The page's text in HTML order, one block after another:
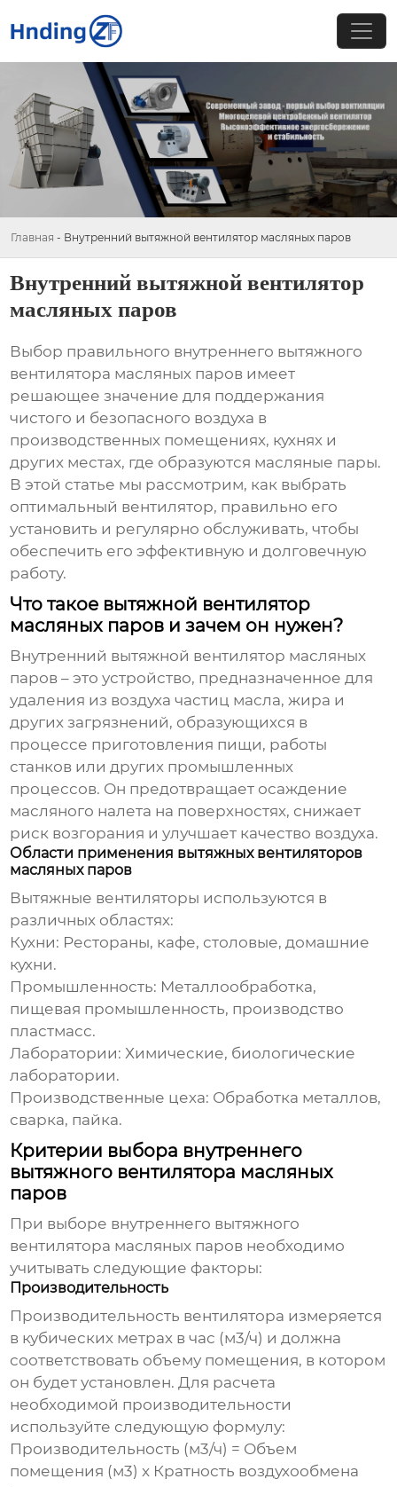
Главная - Внутренний вытяжной вентилятор масляных паров
Внутренний вытяжной вентилятор
масляных паров
Выбор правильного внутреннего вытяжного
вентилятора масляных паров имеет
решающее значение для поддержания
чистого и безопасного воздуха в
производственных помещениях, кухнях и
других местах, где образуются масляные пары.
В этой статье мы рассмотрим, как выбрать
оптимальный вентилятор, правильно его
установить и регулярно обслуживать, чтобы
обеспечить его эффективную и долговечную
работу.
Что такое вытяжной вентилятор
масляных паров и зачем он нужен?
Внутренний вытяжной вентилятор масляных
паров – это устройство, предназначенное для
удаления из воздуха частиц масла, жира и
других загрязнений, образующихся в
процессе приготовления пищи, работы
станков или других промышленных
процессов. Он предотвращает осаждение
масляного налета на поверхностях, снижает
риск возгорания и улучшает качество воздуха.
Области применения вытяжных вентиляторов
масляных паров
Вытяжные вентиляторы используются в
различных областях:
Кухни: Рестораны, кафе, столовые, домашние
кухни.
Промышленность: Металлообработка,
пищевая промышленность, производство
пластмасс.
Лаборатории: Химические, биологические
лаборатории.
Производственные цеха: Обработка металлов,
сварка, пайка.
Критерии выбора внутреннего
вытяжного вентилятора масляных
паров
При выборе внутреннего вытяжного
вентилятора масляных паров необходимо
учитывать следующие факторы:
Производительность
Производительность вентилятора измеряется
в кубических метрах в час (м3/ч) и должна
соответствовать объему помещения, в котором
он будет установлен. Для расчета
необходимой производительности
используйте следующую формулу:
Производительность (м3/ч) = Объем
помещения (м3) x Кратность воздухообмена